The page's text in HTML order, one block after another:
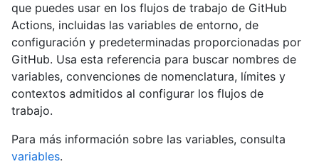
que puedes usar en los flujos de trabajo de GitHub
Actions, incluidas las variables de entorno, de
configuración y predeterminadas proporcionadas por
GitHub. Usa esta referencia para buscar nombres de
variables, convenciones de nomenclatura, límites y
contextos admitidos al configurar los flujos de
trabajo.
Para más información sobre las variables, consulta
variables.